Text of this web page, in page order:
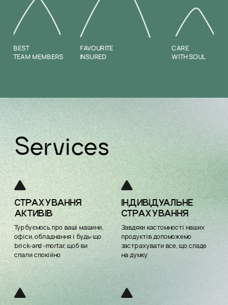
ІНДИВІДУАЛЬНЕ
СТРАХУВАННЯ
Завдяки кастомності наших
продуктів допоможемо
застрахувати все, що спаде
на думку
СТРАХУВАННЯ
АКТИВІВ
Турбуємось про ваші машини,
офіси, обладнання і будь-що
brick-and-mortar, щоб ви
спали спокійно
BEST
TEAM MEMBERS
FAVOURITE
INSURED
CARE
WITH SOUL
Services